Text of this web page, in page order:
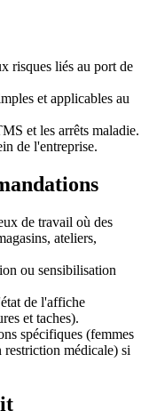
risques liés au port de
et applicables au
et les arrêts maladie.
de l'entreprise.
de travail où des
ateliers,
ou sensibilisation
de l'affiche
et taches).
spécifiques (femmes
restriction médicale) si